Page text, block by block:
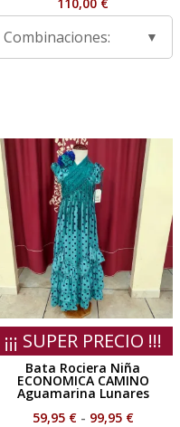
110,00 €
Combinaciones:
¡¡¡ SUPER PRECIO !!!
Bata Rociera Niña
ECONOMICA CAMINO
Aguamarina Lunares
59,95 € - 99,95 €Rango